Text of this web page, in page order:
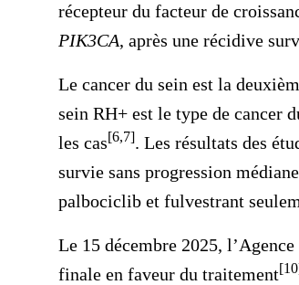
récepteur du facteur de
PIK3CA, après une récidive
Le cancer du sein est la
sein RH+ est le type de cancer
les cas[6,7]. Les résultats des
survie sans progression
palbociclib et fulvestrant
Le 15 décembre 2025,
finale en faveur du traitement